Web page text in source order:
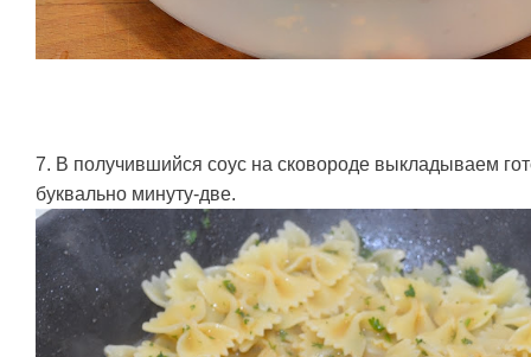
7. В получившийся соус на сковороде выкладываем
буквально минуту-две.